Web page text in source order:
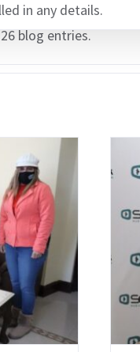
in any details.
blog entries.